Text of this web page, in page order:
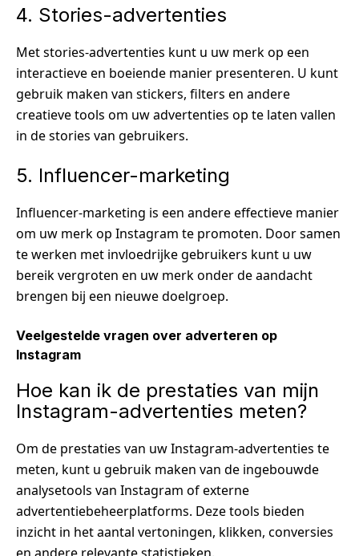
4. Stories-advertenties
Met stories-advertenties kunt u uw merk op een
interactieve en boeiende manier presenteren. U kunt
gebruik maken van stickers, filters en andere
creatieve tools om uw advertenties op te laten vallen
in de stories van gebruikers.
5. Influencer-marketing
Influencer-marketing is een andere effectieve manier
om uw merk op Instagram te promoten. Door samen
te werken met invloedrijke gebruikers kunt u uw
bereik vergroten en uw merk onder de aandacht
brengen bij een nieuwe doelgroep.
Veelgestelde vragen over adverteren op
Instagram
Hoe kan ik de prestaties van mijn
Instagram-advertenties meten?
Om de prestaties van uw Instagram-advertenties te
meten, kunt u gebruik maken van de ingebouwde
analysetools van Instagram of externe
advertentiebeheerplatforms. Deze tools bieden
inzicht in het aantal vertoningen, klikken, conversies